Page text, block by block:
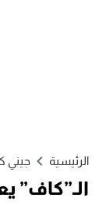
الرئيسية جيني
الـ”كاف”